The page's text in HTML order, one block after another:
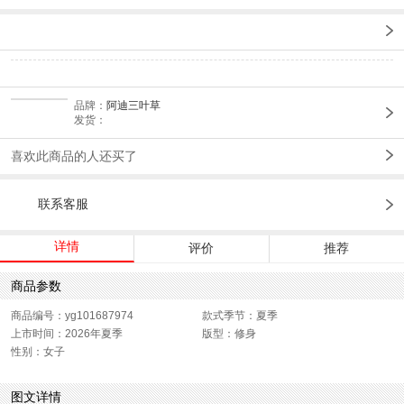
品牌： 阿迪三叶草
发货：
喜欢此商品的人还买了
联系客服
详情 评价 推荐
商品参数
商品编号：yg101687974
款式季节：夏季
上市时间：2026年夏季
版型：修身
性别：女子
图文详情